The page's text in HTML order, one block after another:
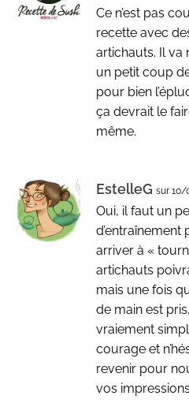
Ce n’est pas
recette avec
artichauts. Il va
un petit coup
pour bien
ça devrait le
même.
EstelleG sur 10/
Oui, il faut un
d’entraînement
arriver à «
artichauts
mais une fois
de main est
vraiement
courage et
revenir pour
vos